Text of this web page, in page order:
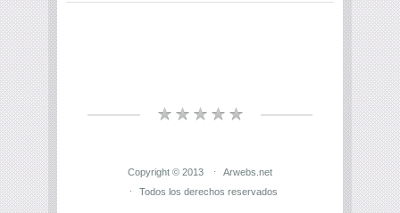
Copyright © 2013
Arwebs.net
Todos los derechos reservados